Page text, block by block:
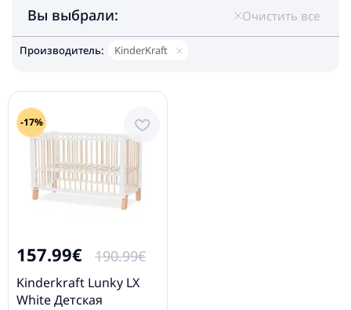
Вы выбрали:
Производитель: KinderKraft
Очистить все
-17%
157.99€ 190.99€
Kinderkraft Lunky LX
White Детская